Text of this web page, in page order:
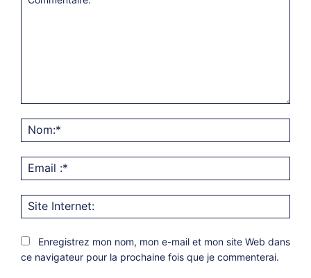
:*
Enregistrez mon nom, mon e-mail et mon site Web dans
ce navigateur pour la prochaine fois que je commenterai.